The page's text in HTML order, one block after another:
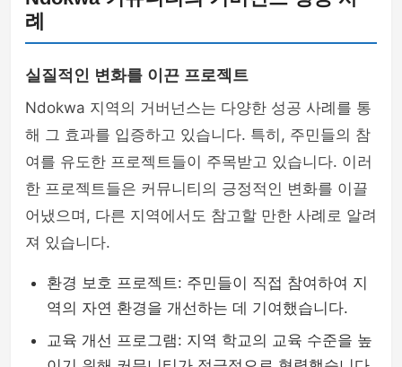
례
실질적인 변화를 이끈 프로젝트
Ndokwa 지역의 거버넌스는 다양한 성공 사례를 통
해 그 효과를 입증하고 있습니다. 특히, 주민들의 참
여를 유도한 프로젝트들이 주목받고 있습니다. 이러
한 프로젝트들은 커뮤니티의 긍정적인 변화를 이끌
어냈으며, 다른 지역에서도 참고할 만한 사례로 알려
져 있습니다.
환경 보호 프로젝트: 주민들이 직접 참여하여 지
역의 자연 환경을 개선하는 데 기여했습니다.
교육 개선 프로그램: 지역 학교의 교육 수준을 높